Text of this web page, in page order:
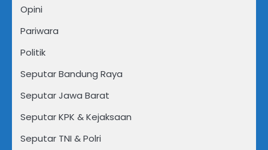
Opini
Pariwara
Politik
Seputar Bandung Raya
Seputar Jawa Barat
Seputar KPK & Kejaksaan
Seputar TNI & Polri